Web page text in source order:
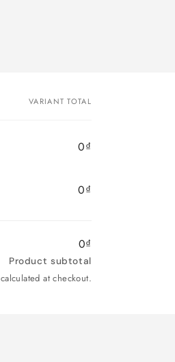
VARIANT TOTAL
0₫
0₫
0₫
Product subtotal
calculated at checkout.